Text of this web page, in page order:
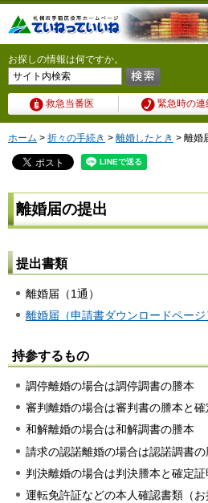
お探しの情報は何ですか。
救急当番医 緊急時の連
ホーム > 折々の手続き > 離婚したとき > 離婚
離婚届の提出
提出書類
離婚届（1通）
離婚届（申請書ダウンロードページ
持参するもの
調停離婚の場合は調停調書の謄本
審判離婚の場合は審判書の謄本と
和解離婚の場合は和解調書の謄本
請求の認諾離婚の場合は認諾調書の
判決離婚の場合は判決謄本と確定
運転免許証などの本人確認書類（